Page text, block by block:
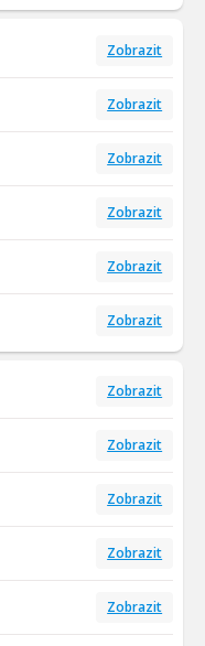
Zobrazit
Zobrazit
Zobrazit
Zobrazit
Zobrazit
Zobrazit
Zobrazit
Zobrazit
Zobrazit
Zobrazit
Zobrazit